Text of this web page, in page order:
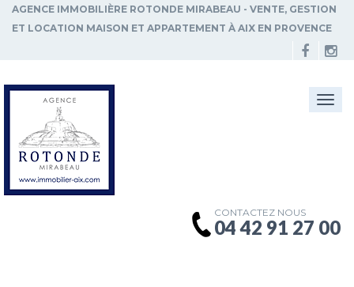
AGENCE IMMOBILIÈRE ROTONDE MIRABEAU - VENTE, GESTION
ET LOCATION MAISON ET APPARTEMENT À AIX EN PROVENCE
CONTACTEZ NOUS
04 42 91 27 00